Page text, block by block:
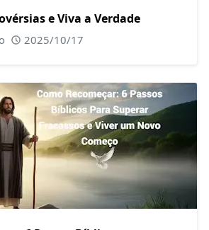
e Viva a Verdade
2025/10/17